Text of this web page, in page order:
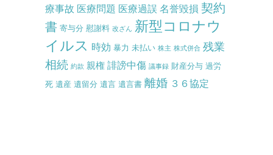
療事故 医療問題 医療過誤 名誉毀損 契約
書 寄与分 慰謝料 改ざん 新型コロナウ
イルス 時効 暴力 未払い 株主 株式併合 残業
相続 約款 親権 誹謗中傷 議事録 財産分与 過労
死 遺産 遺留分 遺言 遺言書 離婚 ３６協定